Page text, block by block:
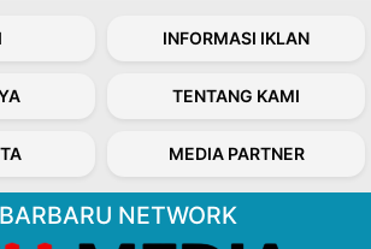
INFORMASI IKLAN
TENTANG KAMI
MEDIA PARTNER
NETWORK